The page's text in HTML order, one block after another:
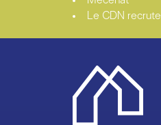
Le CDN recrute